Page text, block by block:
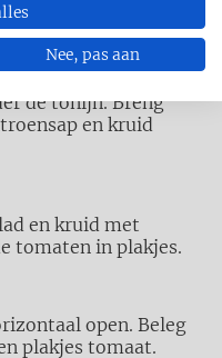
de tonijn. Breng
en kruid
en kruid met
tomaten in plakjes.
open. Beleg
plakjes tomaat.
Nee, pas aan